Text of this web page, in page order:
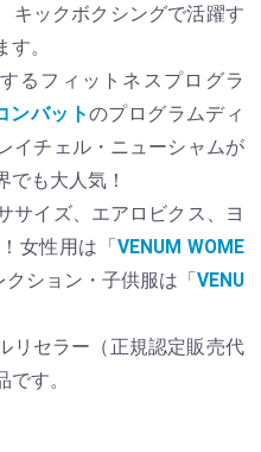
、キックボクシングで活躍す
。
るフィットネスプログラ
ンバットのプログラムディ
イチェル・ニューシャムが
でも大人気！
サイズ、エアロビクス、ヨ
女性用は「VENUM WOME
クション・子供服は「VENU
リセラー（正規認定販売代
す。